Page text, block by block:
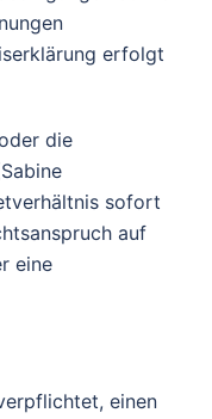
erfolgt
die
sofort
auf
eine
einen